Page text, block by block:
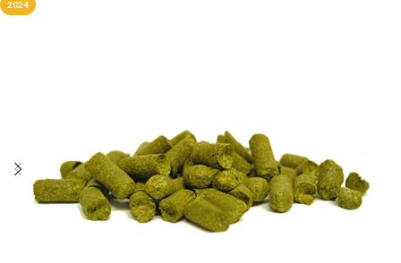
2024